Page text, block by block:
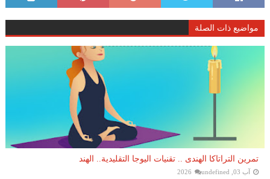
مواضيع ذات الصلة
تمرين التراتاكا الهندى .. تقنيات اليوجا التقليدية.. الهند
آب 03, 2026 undefined